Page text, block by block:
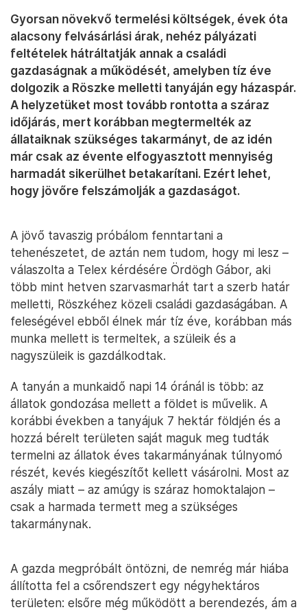
Gyorsan növekvő termelési költségek, évek óta
alacsony felvásárlási árak, nehéz pályázati
feltételek hátráltatják annak a családi
gazdaságnak a működését, amelyben tíz éve
dolgozik a Röszke melletti tanyáján egy házaspár.
A helyzetüket most tovább rontotta a száraz
időjárás, mert korábban megtermelték az
állataiknak szükséges takarmányt, de az idén
már csak az évente elfogyasztott mennyiség
harmadát sikerülhet betakarítani. Ezért lehet,
hogy jövőre felszámolják a gazdaságot.
A jövő tavaszig próbálom fenntartani a
tehenészetet, de aztán nem tudom, hogy mi lesz –
válaszolta a Telex kérdésére Ördögh Gábor, aki
több mint hetven szarvasmarhát tart a szerb határ
melletti, Röszkéhez közeli családi gazdaságában. A
feleségével ebből élnek már tíz éve, korábban más
munka mellett is termeltek, a szüleik és a
nagyszüleik is gazdálkodtak.
A tanyán a munkaidő napi 14 óránál is több: az
állatok gondozása mellett a földet is művelik. A
korábbi években a tanyájuk 7 hektár földjén és a
hozzá bérelt területen saját maguk meg tudták
termelni az állatok éves takarmányának túlnyomó
részét, kevés kiegészítőt kellett vásárolni. Most az
aszály miatt – az amúgy is száraz homoktalajon –
csak a harmada termett meg a szükséges
takarmánynak.
A gazda megpróbált öntözni, de nemrég már hiába
állította fel a csőrendszert egy négyhektáros
területen: elsőre még működött a berendezés, ám a